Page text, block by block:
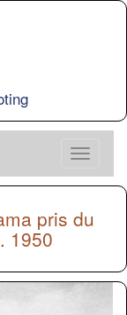
pris du
1950